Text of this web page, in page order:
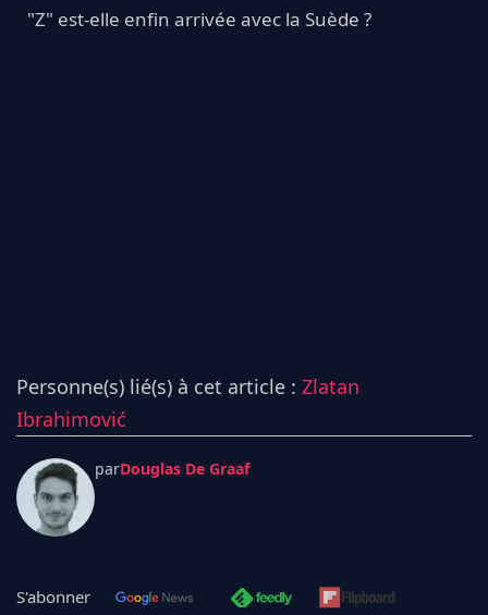
"Z" est-elle enfin arrivée avec la Suède ?
Personne(s) lié(s) à cet article : Zlatan
Ibrahimović
parDouglas De Graaf
S'abonner